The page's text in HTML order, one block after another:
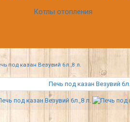
Котлы отопления
под казан Везувий 6л.,8 л.